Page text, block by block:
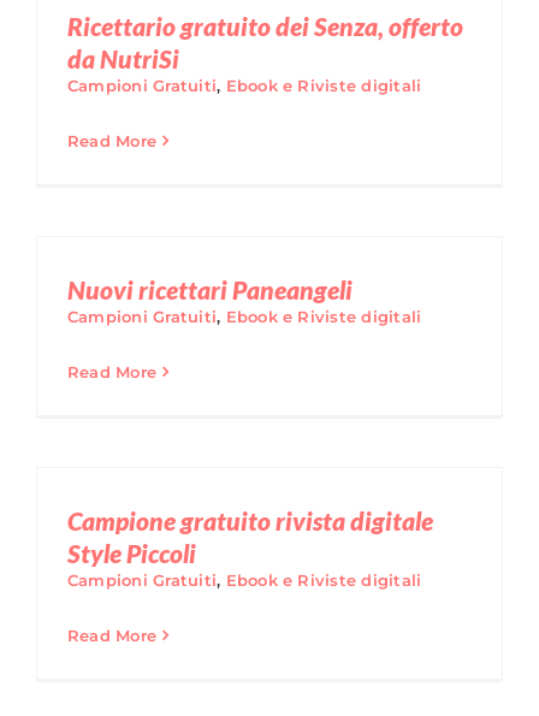
Ricettario gratuito dei Senza, offerto
da NutriSi
Campioni Gratuiti, Ebook e Riviste digitali
Read More
Nuovi ricettari Paneangeli
Campioni Gratuiti, Ebook e Riviste digitali
Read More
Campione gratuito rivista digitale
Style Piccoli
Campioni Gratuiti, Ebook e Riviste digitali
Read More